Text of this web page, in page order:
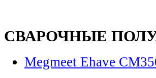
СВАРОЧНЫЕ
Megmeet Ehave